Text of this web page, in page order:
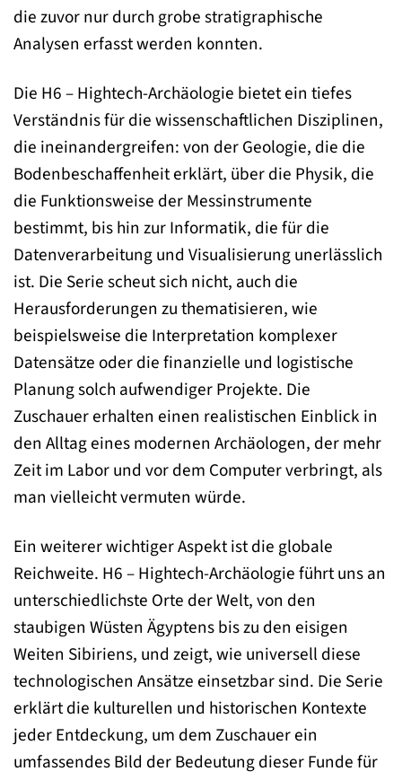
die zuvor nur durch grobe stratigraphische
Analysen erfasst werden konnten.
Die H6 – Hightech-Archäologie bietet ein tiefes
Verständnis für die wissenschaftlichen Disziplinen,
die ineinandergreifen: von der Geologie, die die
Bodenbeschaffenheit erklärt, über die Physik, die
die Funktionsweise der Messinstrumente
bestimmt, bis hin zur Informatik, die für die
Datenverarbeitung und Visualisierung unerlässlich
ist. Die Serie scheut sich nicht, auch die
Herausforderungen zu thematisieren, wie
beispielsweise die Interpretation komplexer
Datensätze oder die finanzielle und logistische
Planung solch aufwendiger Projekte. Die
Zuschauer erhalten einen realistischen Einblick in
den Alltag eines modernen Archäologen, der mehr
Zeit im Labor und vor dem Computer verbringt, als
man vielleicht vermuten würde.
Ein weiterer wichtiger Aspekt ist die globale
Reichweite. H6 – Hightech-Archäologie führt uns an
unterschiedlichste Orte der Welt, von den
staubigen Wüsten Ägyptens bis zu den eisigen
Weiten Sibiriens, und zeigt, wie universell diese
technologischen Ansätze einsetzbar sind. Die Serie
erklärt die kulturellen und historischen Kontexte
jeder Entdeckung, um dem Zuschauer ein
umfassendes Bild der Bedeutung dieser Funde für